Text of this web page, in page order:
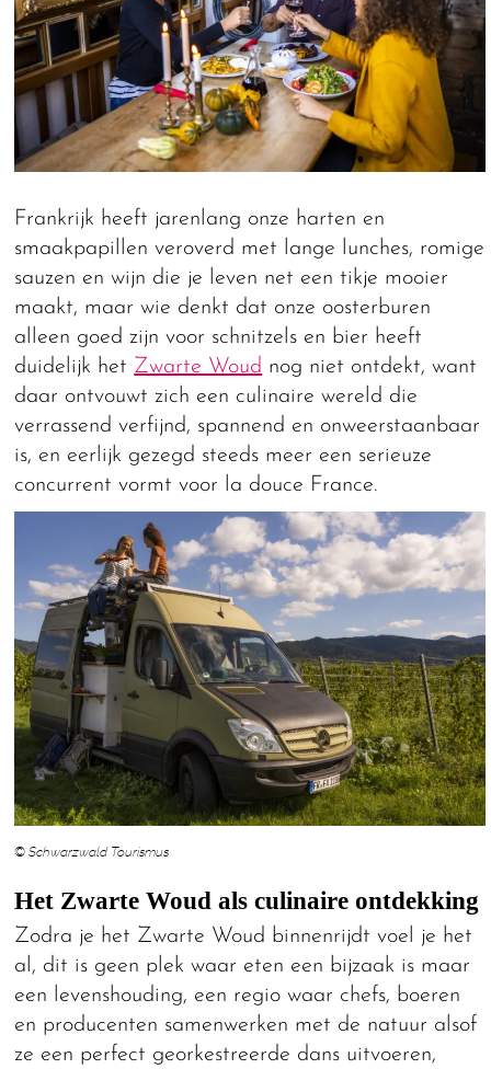
Frankrijk heeft jarenlang onze harten en
smaakpapillen veroverd met lange lunches, romige
sauzen en wijn die je leven net een tikje mooier
maakt, maar wie denkt dat onze oosterburen
alleen goed zijn voor schnitzels en bier heeft
duidelijk het Zwarte Woud nog niet ontdekt, want
daar ontvouwt zich een culinaire wereld die
verrassend verfijnd, spannend en onweerstaanbaar
is, en eerlijk gezegd steeds meer een serieuze
concurrent vormt voor la douce France.
© Schwarzwald Tourismus
Het Zwarte Woud als culinaire ontdekking
Zodra je het Zwarte Woud binnenrijdt voel je het
al, dit is geen plek waar eten een bijzaak is maar
een levenshouding, een regio waar chefs, boeren
en producenten samenwerken met de natuur alsof
ze een perfect georkestreerde dans uitvoeren,